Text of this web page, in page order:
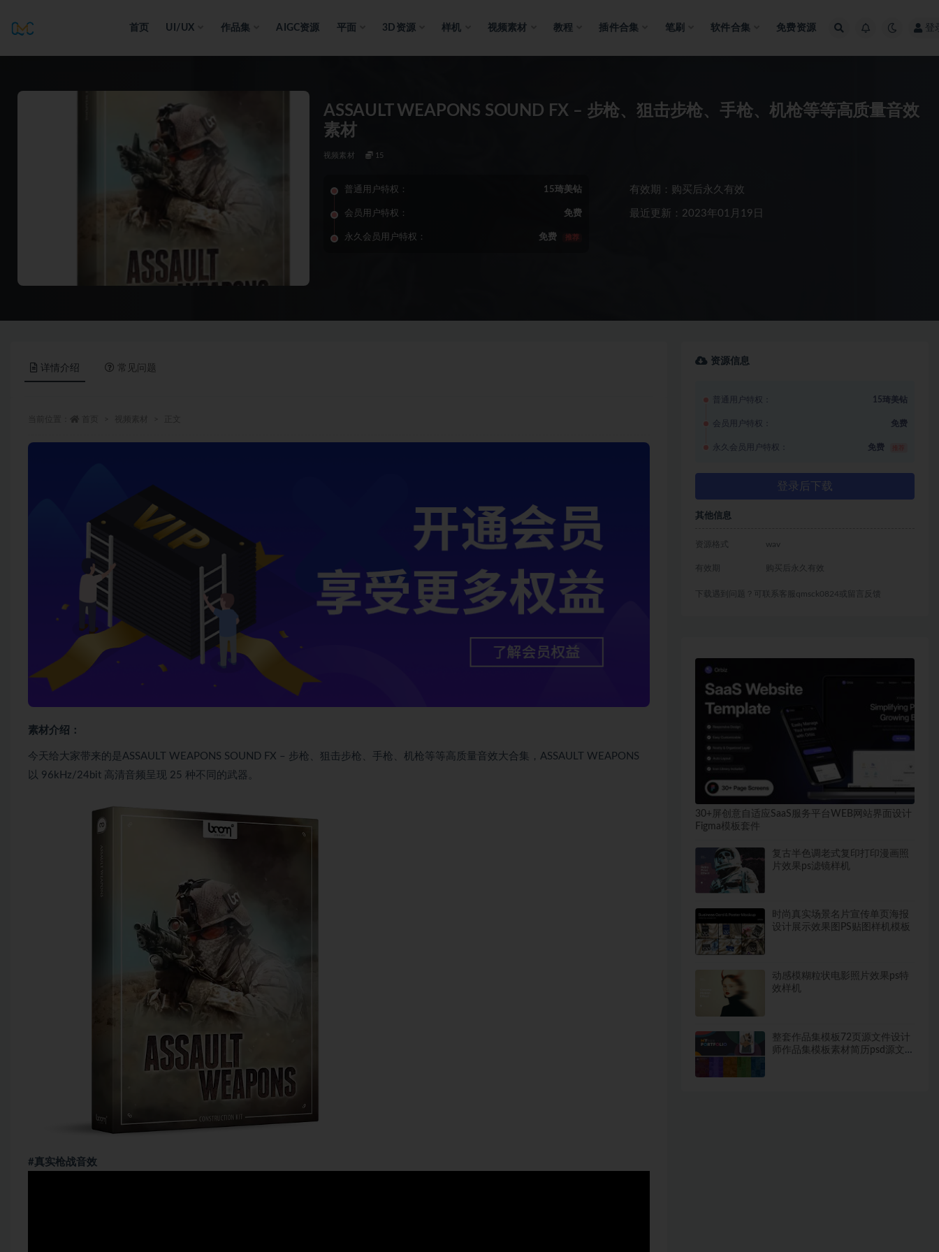
首页 UI/UX 作品集 AIGC资源 平面 3D资源 样机 视频素材 教程 插件合集 笔刷 软件合集 免费资源 登
ASSAULT WEAPONS SOUND FX – 步枪、狙击步枪、手枪、机枪等等高质量音效
素材
视频素材 15
普通用户特权： 15琦美钻
会员用户特权： 免费
永久会员用户特权： 免费 推荐
有效期：购买后永久有效
最近更新：2023年01月19日
详情介绍 常见问题
素材介绍：
今天给大家带来的是ASSAULT WEAPONS SOUND FX – 步枪、狙击步枪、手枪、机枪等等高质量音效大合集，ASSAULT WEAPONS
以 96kHz/24bit 高清音频呈现 25 种不同的武器。
#真实枪战音效
资源信息
普通用户特权： 15琦美钻
会员用户特权： 免费
永久会员用户特权： 免费
登录后下载
其他信息
资源格式 wav
有效期 购买后永久有效
下载遇到问题？可联系客服qmsck0824或留言反馈
30+屏创意自适应SaaS服务平台WEB网站界面设计
Figma模板套件
复古半色调老式复印打印漫画照
片效果ps滤镜样机
时尚真实场景名片宣传单页海报
设计展示效果图PS贴图样机模板
动感模糊粒状电影照片效果ps特
效样机
整套作品集模板72页源文件设计
师作品集模板素材简历psd源文